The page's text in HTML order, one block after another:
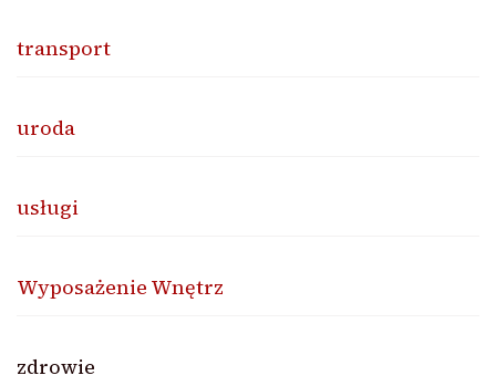
transport
uroda
usługi
Wyposażenie Wnętrz
zdrowie